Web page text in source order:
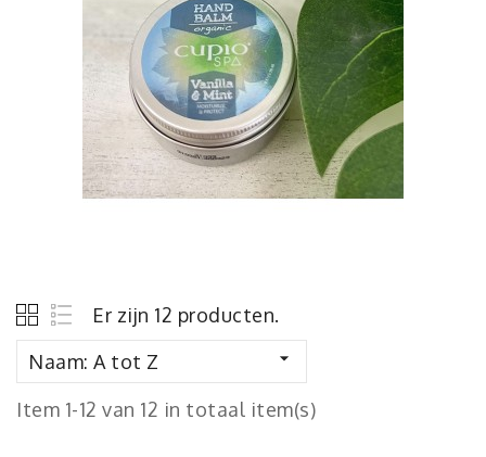
Er zijn 12 producten.
Naam: A tot Z

Item 1-12 van 12 in totaal item(s)